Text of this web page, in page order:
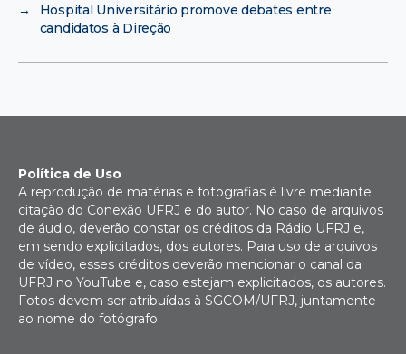
→
Hospital Universitário promove debates entre
candidatos à Direção
Política de Uso
A reprodução de matérias e fotografias é livre mediante
citação do Conexão UFRJ e do autor. No caso de arquivos
de áudio, deverão constar os créditos da Rádio UFRJ e,
em sendo explicitados, dos autores. Para uso de arquivos
de vídeo, esses créditos deverão mencionar o canal da
UFRJ no YouTube e, caso estejam explicitados, os autores.
Fotos devem ser atribuídas à SGCOM/UFRJ, juntamente
ao nome do fotógrafo.